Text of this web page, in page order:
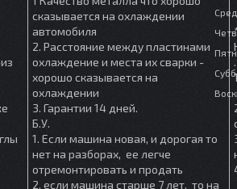
сказывается на охлаждении
автомобиля
2. Расстояние между пластинами
охлаждение и места их сварки -
хорошо сказывается на
охлаждении
3. Гарантии 14 дней.
Б.У.
1. Если машина новая, и дорогая то
нет на разборах, ее легче
отремонтировать и продать
2. если машина старше 7 лет, то на
.